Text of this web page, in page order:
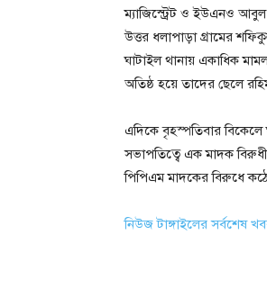
ম্যাজিস্ট্রেট ও ইউএনও আবুল
উত্তর ধলাপাড়া গ্রামের
ঘাটাইল থানায় একাধিক
অতিষ্ঠ হয়ে তাদের ছেলে
এদিকে বৃহস্পতিবার বিকেলে
সভাপতিত্বে এক মাদক
পিপিএম মাদকের বিরুধে
নিউজ টাঙ্গাইলের